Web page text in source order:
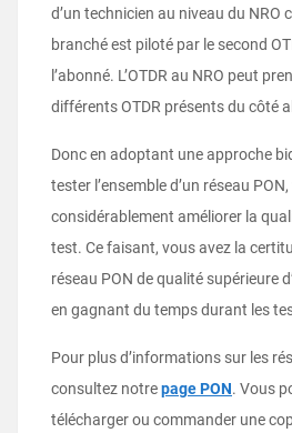
d’un technicien au niveau du NRO
branché est piloté par le second
l’abonné. L’OTDR au NRO peut
différents OTDR présents du côté
Donc en adoptant une approche
tester l’ensemble d’un réseau
considérablement améliorer la
test. Ce faisant, vous avez la
réseau PON de qualité supérieure
en gagnant du temps durant les
Pour plus d’informations sur les
consultez notrepage PON. Vous
télécharger ou commander une